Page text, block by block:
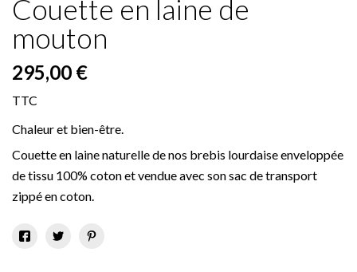
Couette en laine de
mouton
295,00 €
TTC
Chaleur et bien-être.
Couette en laine naturelle de nos brebis lourdaise enveloppée
de tissu 100% coton et vendue avec son sac de transport
zippé en coton.